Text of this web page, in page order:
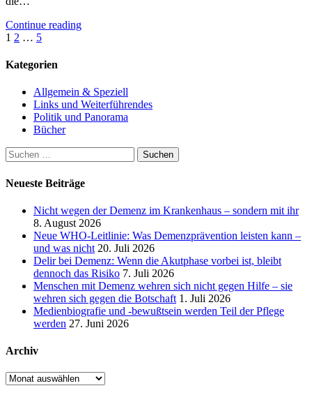
Continue reading
Seitennummerierung
der
1 2 … 5
Kategorien
Allgemein & Speziell
Links und Weiterführendes
Politik und Panorama
Bücher
Suchen
nach:
Neueste Beiträge
Nicht wegen der Demenz im Krankenhaus – sondern mit ihr
8. August 2026
Neue WHO-Leitlinie: Was Demenzprävention leisten kann –
und was nicht 20. Juli 2026
Delir bei Demenz: Wenn die Akutphase vorbei ist, bleibt
dennoch das Risiko 7. Juli 2026
Menschen mit Demenz wehren sich nicht gegen Hilfe – sie
wehren sich gegen die Botschaft 1. Juli 2026
Medienbiografie und -bewußtsein werden Teil der Pflege
werden 27. Juni 2026
Archiv
Archiv